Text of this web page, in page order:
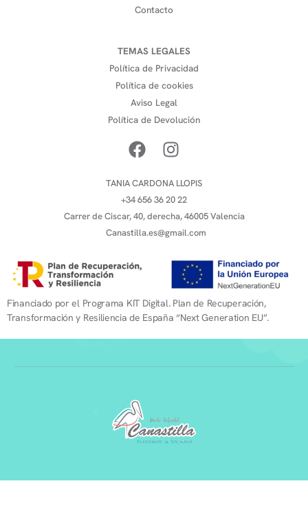
Contacto
TEMAS LEGALES
Política de Privacidad
Política de cookies
Aviso Legal
Política de Devolución
TANIA CARDONA LLOPIS
+34 656 36 20 22
Carrer de Ciscar, 40, derecha, 46005 Valencia
Canastilla.es@gmail.com
Financiado por el Programa KIT Digital. Plan de Recuperación,
Transformación y Resiliencia de España “Next Generation EU”.